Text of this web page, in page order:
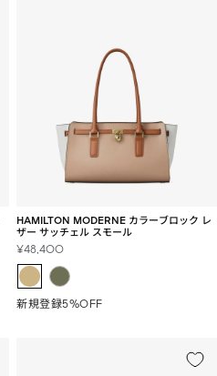
HAMILTON MODERNE カラーブロック レ
ザー サッチェル スモール
セ
ー
ル
格
¥48,400
新規登録5%OFF